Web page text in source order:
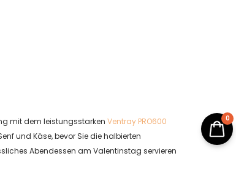
mit dem leistungsstarken Ventray PRO600
und Käse, bevor Sie die halbierten
Abendessen am Valentinstag servieren
0